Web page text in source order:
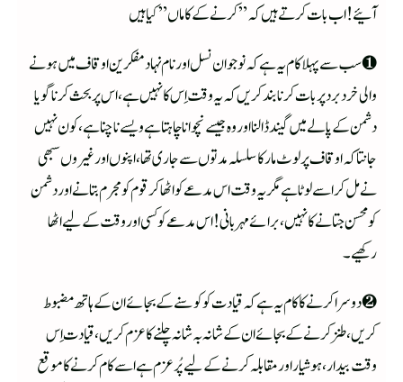
آئیے! اب بات کرتے ہیں کہ ”کرنے کے کاماں ”کیا ہیں
❶ سب سے پہلا کام یہ ہے کہ نوجوان نسل اور نام نہاد مفکرین اوقاف میں ہونے
والی خرد برد پر بات کرنا بند کریں کہ یہ وقت اِس کا نہیں ہے، اس پر بحث کرنا گویا
دشمن کے پالے میں گیند ڈالنا اور وہ جیسے نچوانا چاہتا ہے ویسے ناچنا ہے، کون نہیں
جانتا کہ اوقاف پر لوٹ مار کا سلسلہ مدتوں سے جاری تھا، اپنوں اور غیروں سبھی
نے مل کر اسے لوٹا ہے مگر یہ وقت اس مدعے کو اٹھاکر قوم کو مجرم بتانے اور دشمن
کو محسن جتانے کا نہیں، برائے مہربانی! اس مدعے کو کسی اور وقت کے لیے اٹھا
رکھیے ۔
❷ دوسرا کرنے کا کام یہ ہے کہ قیادت کو کوسنے کے بجائے ان کے ہاتھ مضبوط
کریں، طنز کرنے کے بجائے ان کے شانہ بہ شانہ چلنے کا عزم کریں، قیادت اِس
وقت بیدار، ہوشیار اور مقابلہ کرنے کے لیے پُر عزم ہے اسے کام کرنے کا موقع